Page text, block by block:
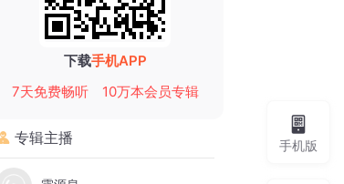
下载手机APP
7天免费畅听
10万本会员专辑
专辑主播 手机版